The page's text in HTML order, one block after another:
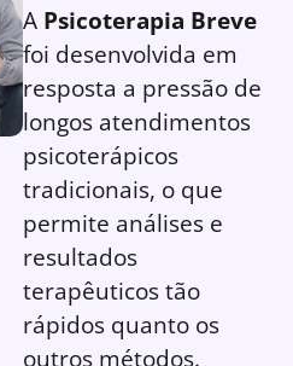
A Psicoterapia Breve
foi desenvolvida em
resposta a pressão de
longos atendimentos
psicoterápicos
tradicionais, o que
permite análises e
resultados
terapêuticos tão
rápidos quanto os
outros métodos.